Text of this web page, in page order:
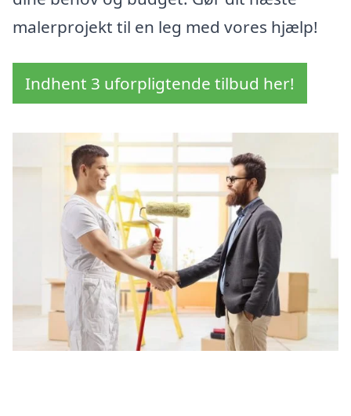
malerprojekt til en leg med vores hjælp!
Indhent 3 uforpligtende tilbud her!